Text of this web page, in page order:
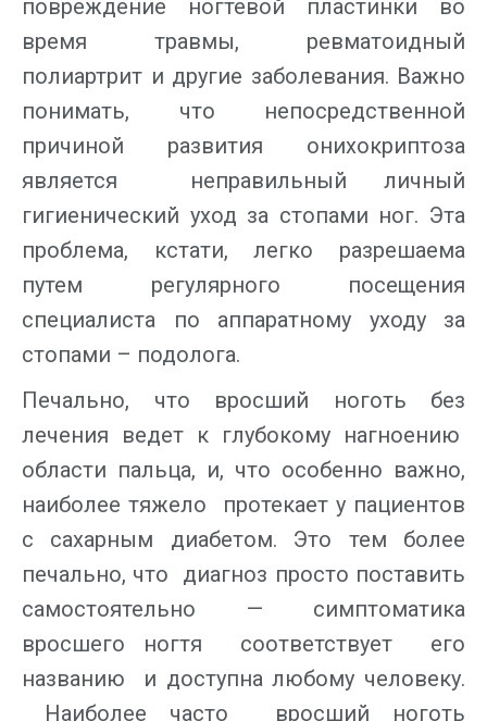
повреждение ногтевой пластинки во
время травмы, ревматоидный
полиартрит и другие заболевания. Важно
понимать, что непосредственной
причиной развития онихокриптоза
является неправильный личный
гигиенический уход за стопами ног. Эта
проблема, кстати, легко разрешаема
путем регулярного посещения
специалиста по аппаратному уходу за
стопами – подолога.
Печально, что вросший ноготь без
лечения ведет к глубокому нагноению
области пальца, и, что особенно важно,
наиболее тяжело протекает у пациентов
с сахарным диабетом. Это тем более
печально, что диагноз просто поставить
самостоятельно — симптоматика
вросшего ногтя соответствует его
названию и доступна любому человеку.
Наиболее часто вросший ноготь